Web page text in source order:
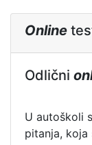
Online
Odlični
U autoškoli
pitanja, koja